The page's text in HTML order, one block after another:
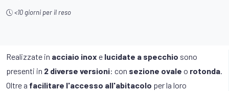
<10 giorni per il reso
Realizzate in acciaio inox e lucidate a specchio sono
presenti in 2 diverse versioni: con sezione ovale o rotonda.
Oltre a facilitare l'accesso all'abitacolo per la loro